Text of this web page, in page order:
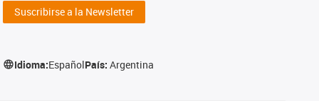
Suscribirse a la Newsletter
Idioma:EspañolPaís:Argentina